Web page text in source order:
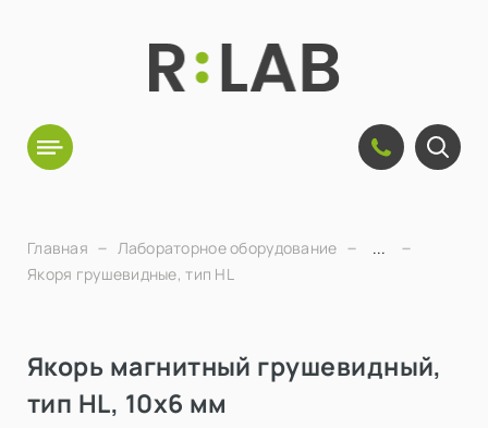
Главная Лабораторное оборудование
...
Якоря грушевидные, тип HL
Якорь магнитный грушевидный,
тип HL, 10х6 мм